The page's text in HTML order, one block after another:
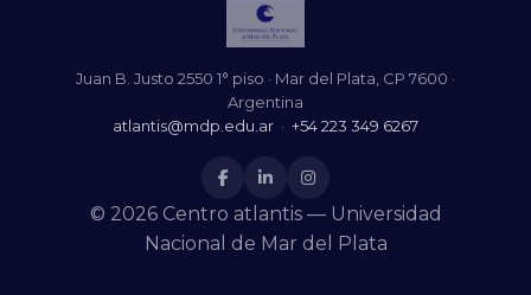
Juan B. Justo 2550 1° piso · Mar del Plata, CP 7600 ·
Argentina
atlantis@mdp.edu.ar · +54 223 349 6267
© 2026 Centro atlantis — Universidad
Nacional de Mar del Plata